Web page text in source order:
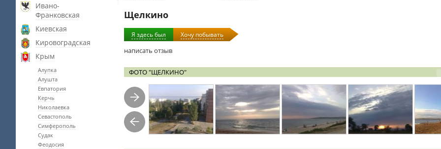
Ивано-
Франковская
Киевская
Кировоградская
Крым
Алупка
Алушта
Евпатория
Керчь
Николаевка
Севастополь
Симферополь
Судак
Феодосия
Щелкино
Я здесь был Хочу побывать
написать отзыв
ФОТО "ЩЕЛКИНО"